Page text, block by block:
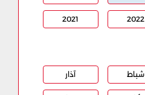
2022
2021
شباط آذار